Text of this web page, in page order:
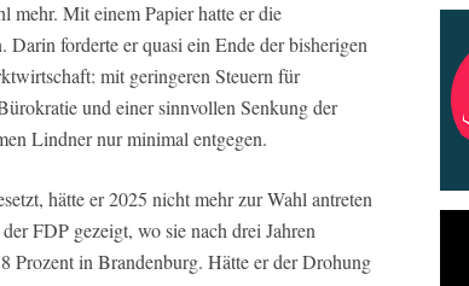
mehr. Mit einem Papier hatte er die
forderte er quasi ein Ende der bisherigen
mit geringeren Steuern für
und einer sinnvollen Senkung der
Lindner nur minimal entgegen.
hätte er 2025 nicht mehr zur Wahl antreten
FDP gezeigt, wo sie nach drei Jahren
Prozent in Brandenburg. Hätte er der Drohung